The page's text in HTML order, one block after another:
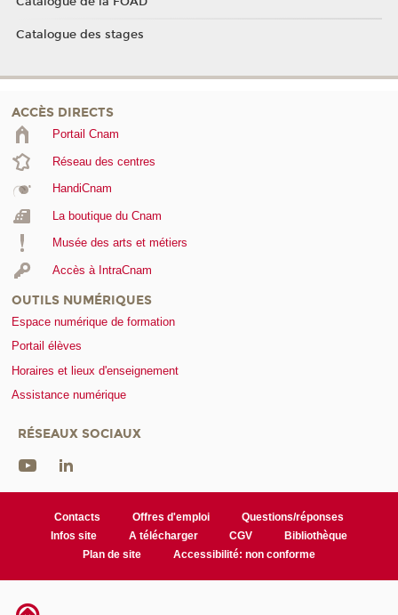
Catalogue des stages
ACCÈS DIRECTS
Portail Cnam
Réseau des centres
HandiCnam
La boutique du Cnam
Musée des arts et métiers
Accès à IntraCnam
OUTILS NUMÉRIQUES
Espace numérique de formation
Portail élèves
Horaires et lieux d'enseignement
Assistance numérique
RÉSEAUX SOCIAUX
Contacts Offres d'emploi
Questions/réponses
Infos site
A télécharger CGV
Bibliothèque
Plan de site
Accessibilité: non conforme